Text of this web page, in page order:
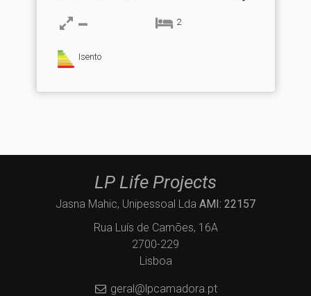
2
Isento
LP Life Projects
Jasna Mahic, Unipessoal Lda AMI: 22157
Rua Luís de Camões, 16A
2700-229
Lisboa
geral@lpcamadora.pt